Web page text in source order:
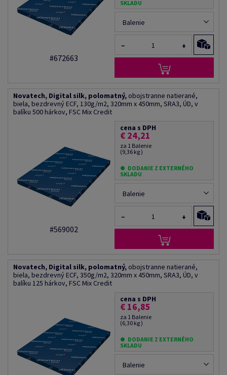
#672663
SKLADU
Balenie
− +
Novatech, Digital silk, polomatný, obojstranne natierané,
biela, bezdrevný ECF, 130g/m2, 320mm x 450mm, SRA3, ÚD, v
balíku 500 hárkov, FSC Mix Credit
#569002
cena s DPH
€ 24,21
za 1 Balenie
(9,36 kg )
DODANIE Z EXTERNÉHO
SKLADU
Balenie
− +
Novatech, Digital silk, polomatný, obojstranne natierané,
biela, bezdrevný ECF, 350g/m2, 320mm x 450mm, SRA3, ÚD, v
balíku 125 hárkov, FSC Mix Credit
cena s DPH
€ 16,85
za 1 Balenie
(6,30 kg )
DODANIE Z EXTERNÉHO
SKLADU
Balenie